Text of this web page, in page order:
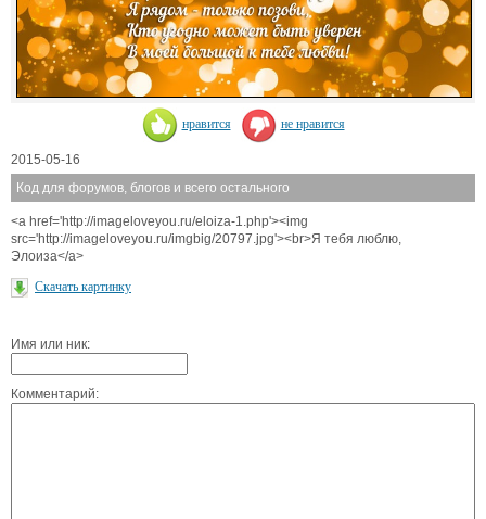
нравится не нравится
2015-05-16
Код для форумов, блогов и всего остального
<a href='http://imageloveyou.ru/eloiza-1.php'><img
src='http://imageloveyou.ru/imgbig/20797.jpg'><br>Я тебя люблю,
Элоиза</a>
Скачать картинку
Имя или ник:
Комментарий: